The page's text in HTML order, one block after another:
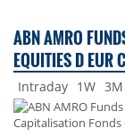
ABN AMRO
EQUITIES D EUR
Intraday 1W 3M